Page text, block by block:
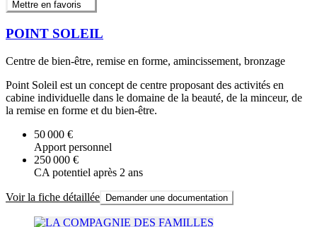
Mettre en favoris
POINT SOLEIL
Centre de bien-être, remise en forme, amincissement, bronzage
Point Soleil est un concept de centre proposant des activités en
cabine individuelle dans le domaine de la beauté, de la minceur, de
la remise en forme et du bien-être.
50 000 €
Apport personnel
250 000 €
CA potentiel après 2 ans
Voir la fiche détaillée Demander une documentation